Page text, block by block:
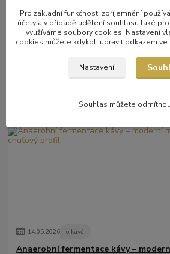
12.06.2026 o kávě
Bezkofeinová káva: Jak vzniká, jak
Bezkofeinová káva už dávno není
odstranit téměř veškerý kofein...číst celé
14.05.2026 o kávě
Anaerobní fermentace kávy –
Pro základní funkčnost, zpříjemnění
účely a v případě udělení souhlasu také
využíváme soubory cookies. Nastavení
cookies můžete kdykoli upravit odkazem
Nastavení
Souhlas můžete